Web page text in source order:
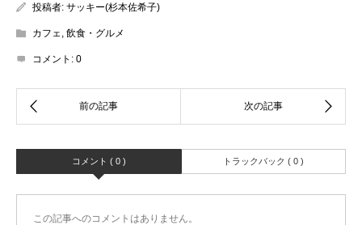
投稿者: サッキー(杉本佐希子)
カフェ, 飲食・グルメ
コメント: 0
コメント ( 0 ) トラックバック ( 0 )
この記事へのコメントはありません。